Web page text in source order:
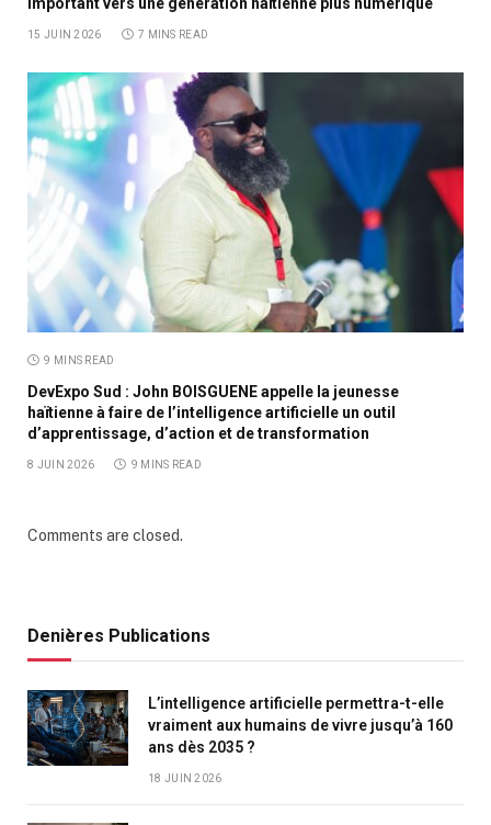
15 JUIN 2026 7 MINS READ
9 MINS READ
DevExpo Sud : John BOISGUENE appelle la jeunesse
haïtienne à faire de l’intelligence artificielle un outil
d’apprentissage, d’action et de transformation
8 JUIN 2026 9 MINS READ
Comments are closed.
Denières Publications
L’intelligence artificielle permettra-t-elle
vraiment aux humains de vivre jusqu’à 160
ans dès 2035 ?
18 JUIN 2026